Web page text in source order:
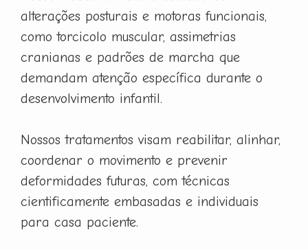
alterações posturais e motoras funcionais,
como torcicolo muscular, assimetrias
cranianas e padrões de marcha que
demandam atenção específica durante o
desenvolvimento infantil.
Nossos tratamentos visam reabilitar, alinhar,
coordenar o movimento e prevenir
deformidades futuras, com técnicas
cientificamente embasadas e individuais
para casa paciente.